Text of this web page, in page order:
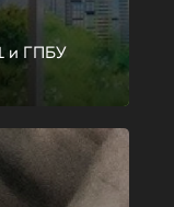
и ГПБУ